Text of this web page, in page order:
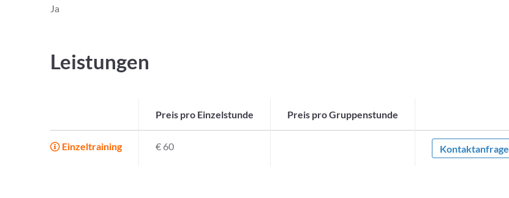
Ja
Leistungen
Preis pro Einzelstunde Preis pro Gruppenstunde
Einzeltraining € 60 Kontaktanfrage